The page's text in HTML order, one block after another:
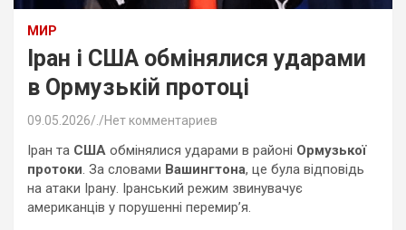
МИР
Іран і США обмінялися ударами
в Ормузькій протоці
09.05.2026 Нет комментариев
Іран та США обмінялися ударами в районі Ормузької
протоки. За словами Вашингтона, це була відповідь
на атаки Ірану. Іранський режим звинувачує
американців у порушенні перемир’я.